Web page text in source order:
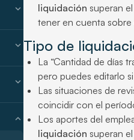
expand_more
expand_more
expand_more
expand_more
liquidación superan
tener en cuenta
Tipo de
La “Cantidad de días
pero puedes editarlo
Las situaciones de
coincidir con el
Los aportes del
liquidación superan